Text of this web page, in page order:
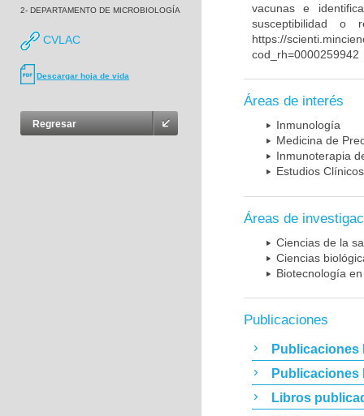
2- DEPARTAMENTO DE MICROBIOLOGÍA
CVLAC
Descargar hoja de vida
Regresar
vacunas e
susceptibilidad o
https://
cod_rh=0000259942
Áreas de interés
Inmunología
Medicina de
Inmunoterapia
Estudios Clínicos
Áreas de
Ciencias de la
Ciencias
Biotecnología
Publicaciones
Publicaciones
Publicaciones
Libros